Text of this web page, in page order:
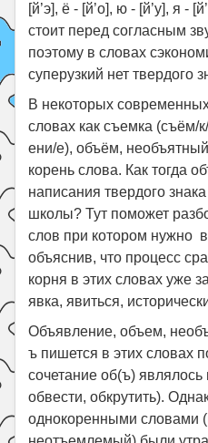
[й’э], ё - [й’о], ю - [й’у], я -
стоит перед согласным
поэтому в словах
суперузкий нет твердого
В некоторых
словах как съемка (съём/
ени/е), объём,
корень слова. Как тогда
написания твердого
школы? Тут поможет
слов при котором нужно
объяснив, что процесс
корня в этих словах уже
явка, явиться,
Объявление, объем,
ъ пишется в этих словах
сочетание об(ъ) являлось
обвести, обкрутить).
однокоренными словами